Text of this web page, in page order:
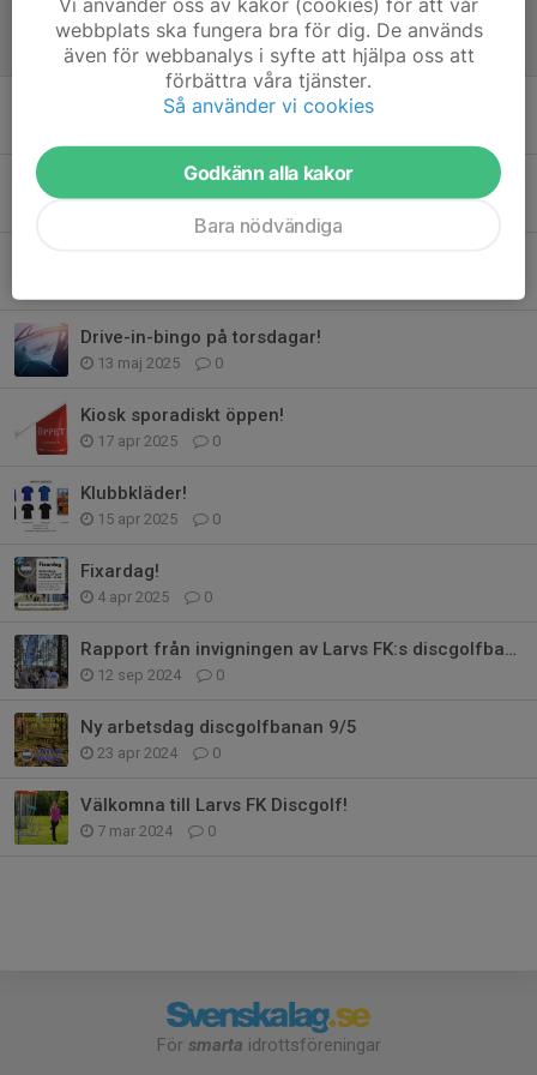
Ånyo ändrade tider i KM!
17 sep 2025 0
Vill du förbättra ditt discgolfspel, oavsett nivå?
Västgötatouren gästar Larv 1/6!
Drive-in-bingo på torsdagar!
13 maj 2025 0
Kiosk sporadiskt öppen!
17 apr 2025 0
Klubbkläder!
15 apr 2025 0
Fixardag!
4 apr 2025 0
Rapport från invigningen av Larvs FK:s discgolfbana 7/9
12 sep 2024 0
Ny arbetsdag discgolfbanan 9/5
23 apr 2024 0
Välkomna till Larvs FK Discgolf!
7 mar 2024 0
För smarta idrottsföreningar
webbplats ska fungera bra för dig. De används
även för webbanalys i syfte att hjälpa oss att
förbättra våra tjänster.
Så använder vi cookies
Godkänn alla kakor
Bara nödvändiga